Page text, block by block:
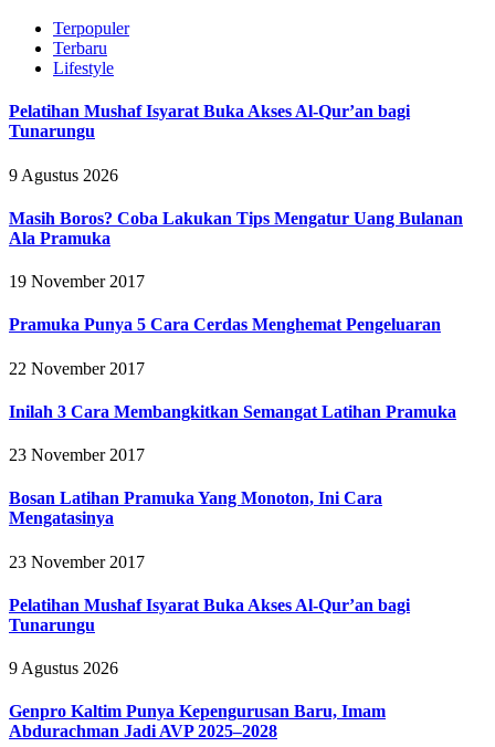
Terpopuler
Terbaru
Lifestyle
Pelatihan Mushaf Isyarat Buka Akses Al-Qur’an bagi
Tunarungu
9 Agustus 2026
Masih Boros? Coba Lakukan Tips Mengatur Uang Bulanan
Ala Pramuka
19 November 2017
Pramuka Punya 5 Cara Cerdas Menghemat Pengeluaran
22 November 2017
Inilah 3 Cara Membangkitkan Semangat Latihan Pramuka
23 November 2017
Bosan Latihan Pramuka Yang Monoton, Ini Cara
Mengatasinya
23 November 2017
Pelatihan Mushaf Isyarat Buka Akses Al-Qur’an bagi
Tunarungu
9 Agustus 2026
Genpro Kaltim Punya Kepengurusan Baru, Imam
Abdurachman Jadi AVP 2025–2028